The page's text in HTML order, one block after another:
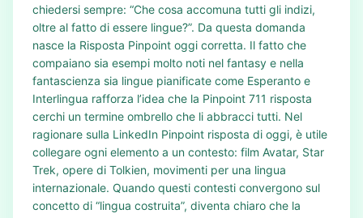
chiedersi sempre: “Che cosa accomuna tutti gli indizi,
oltre al fatto di essere lingue?”. Da questa domanda
nasce la Risposta Pinpoint oggi corretta. Il fatto che
compaiano sia esempi molto noti nel fantasy e nella
fantascienza sia lingue pianificate come Esperanto e
Interlingua rafforza l’idea che la Pinpoint 711 risposta
cerchi un termine ombrello che li abbracci tutti. Nel
ragionare sulla LinkedIn Pinpoint risposta di oggi, è utile
collegare ogni elemento a un contesto: film Avatar, Star
Trek, opere di Tolkien, movimenti per una lingua
internazionale. Quando questi contesti convergono sul
concetto di “lingua costruita”, diventa chiaro che la